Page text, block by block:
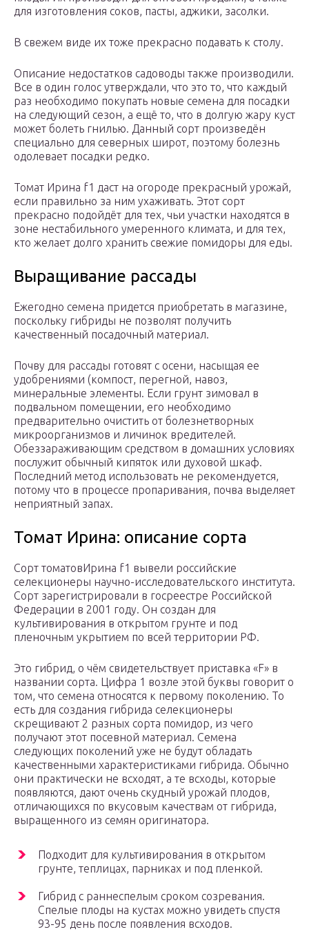
для изготовления соков, пасты, аджики, засолки.
В свежем виде их тоже прекрасно подавать к столу.
Описание недостатков садоводы также производили.
Все в один голос утверждали, что это то, что каждый
раз необходимо покупать новые семена для посадки
на следующий сезон, а ещё то, что в долгую жару куст
может болеть гнилью. Данный сорт произведён
специально для северных широт, поэтому болезнь
одолевает посадки редко.
Томат Ирина f1 даст на огороде прекрасный урожай,
если правильно за ним ухаживать. Этот сорт
прекрасно подойдёт для тех, чьи участки находятся в
зоне нестабильного умеренного климата, и для тех,
кто желает долго хранить свежие помидоры для еды.
Выращивание рассады
Ежегодно семена придется приобретать в магазине,
поскольку гибриды не позволят получить
качественный посадочный материал.
Почву для рассады готовят с осени, насыщая ее
удобрениями (компост, перегной, навоз,
минеральные элементы. Если грунт зимовал в
подвальном помещении, его необходимо
предварительно очистить от болезнетворных
микроорганизмов и личинок вредителей.
Обеззараживающим средством в домашних условиях
послужит обычный кипяток или духовой шкаф.
Последний метод использовать не рекомендуется,
потому что в процессе пропаривания, почва выделяет
неприятный запах.
Томат Ирина: описание сорта
Сорт томатовИрина f1 вывели российские
селекционеры научно-исследовательского института.
Сорт зарегистрировали в госреестре Российской
Федерации в 2001 году. Он создан для
культивирования в открытом грунте и под
пленочным укрытием по всей территории РФ.
Это гибрид, о чём свидетельствует приставка «F» в
названии сорта. Цифра 1 возле этой буквы говорит о
том, что семена относятся к первому поколению. То
есть для создания гибрида селекционеры
скрещивают 2 разных сорта помидор, из чего
получают этот посевной материал. Семена
следующих поколений уже не будут обладать
качественными характеристиками гибрида. Обычно
они практически не всходят, а те всходы, которые
появляются, дают очень скудный урожай плодов,
отличающихся по вкусовым качествам от гибрида,
выращенного из семян оригинатора.
Подходит для культивирования в открытом
грунте, теплицах, парниках и под пленкой.
Гибрид с раннеспелым сроком созревания.
Спелые плоды на кустах можно увидеть спустя
93-95 день после появления всходов.